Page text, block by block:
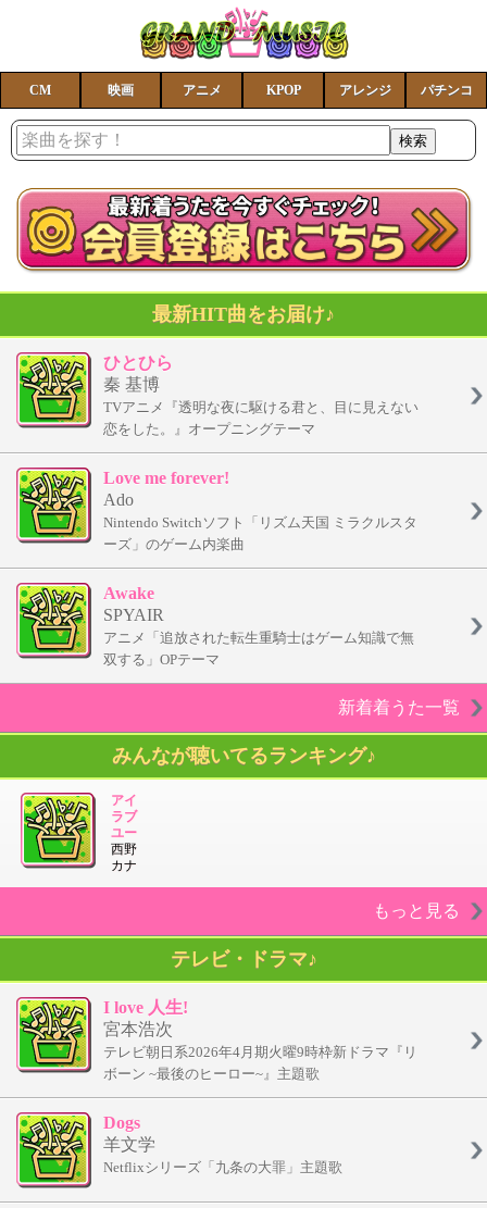
CM 映画 アニメ KPOP アレンジ パチンコ
最新HIT曲をお届け♪
ひとひら
秦 基博
TVアニメ『透明な夜に駆ける君と、目に見えない
恋をした。』オープニングテーマ
Love me forever!
Ado
Nintendo Switchソフト「リズム天国 ミラクルスタ
ーズ」のゲーム内楽曲
Awake
SPYAIR
アニメ「追放された転生重騎士はゲーム知識で無
双する」OPテーマ
新着着うた一覧
みんなが聴いてるランキング♪
アイ
ラブ
ユー
西野
カナ
もっと見る
テレビ・ドラマ♪
I love 人生!
宮本浩次
テレビ朝日系2026年4月期火曜9時枠新ドラマ『リ
ボーン ~最後のヒーロー~』主題歌
Dogs
羊文学
Netflixシリーズ「九条の大罪」主題歌